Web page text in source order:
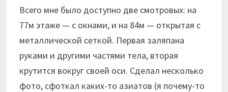
Всего мне было доступно две смотровых: на
77м этаже — с окнами, и на 84м — открытая с
металлической сеткой. Первая заляпана
руками и другими частями тела, вторая
крутится вокруг своей оси. Сделал несколько
фото, сфоткал каких-то азиатов (я почему-то